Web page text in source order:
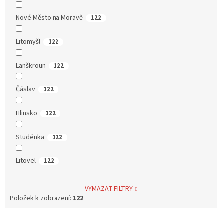
Nové Město na Moravě 122
Litomyšl 122
Lanškroun 122
Čáslav 122
Hlinsko 122
Studénka 122
Litovel 122
VYMAZAT FILTRY
Položek k zobrazení: 122